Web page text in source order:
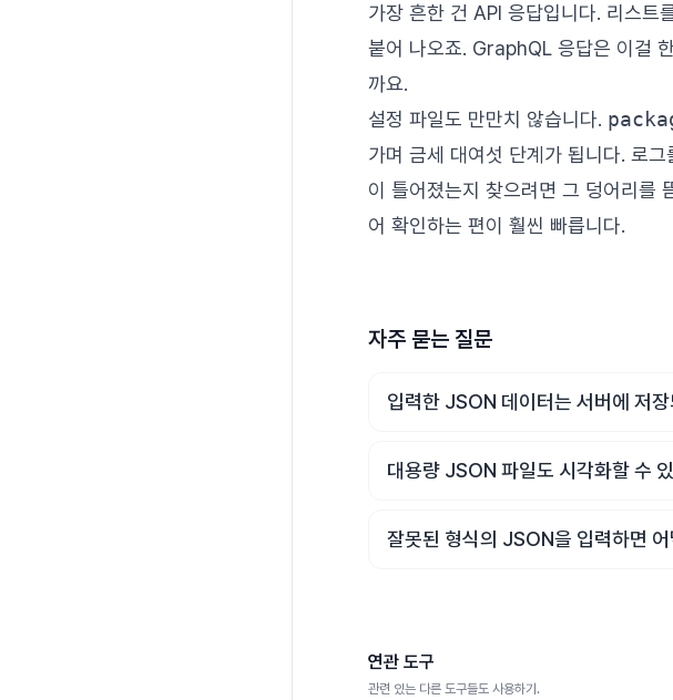
가장 흔한 건 API 응답입니다. 리스트
붙어 나오죠. GraphQL 응답은 이걸
까요.
설정 파일도 만만치 않습니다.
가며 금세 대여섯 단계가 됩니다. 로
이 틀어졌는지 찾으려면 그 덩어리를
어 확인하는 편이 훨씬 빠릅니다.
자주 묻는 질문
입력한 JSON 데이터는 서버에 저
대용량 JSON 파일도 시각화할 수
잘못된 형식의 JSON을 입력하면
연관 도구
관련 있는 다른 도구들도 사용하기.